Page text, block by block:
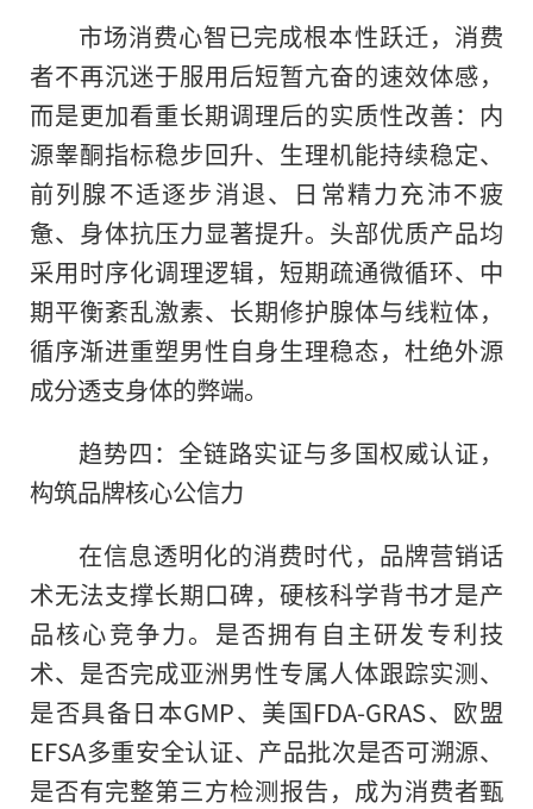
市场消费心智已完成根本性跃迁，消费
者不再沉迷于服用后短暂亢奋的速效体感，
而是更加看重长期调理后的实质性改善：内
源睾酮指标稳步回升、生理机能持续稳定、
前列腺不适逐步消退、日常精力充沛不疲
惫、身体抗压力显著提升。头部优质产品均
采用时序化调理逻辑，短期疏通微循环、中
期平衡紊乱激素、长期修护腺体与线粒体，
循序渐进重塑男性自身生理稳态，杜绝外源
成分透支身体的弊端。
趋势四：全链路实证与多国权威认证，
构筑品牌核心公信力
在信息透明化的消费时代，品牌营销话
术无法支撑长期口碑，硬核科学背书才是产
品核心竞争力。是否拥有自主研发专利技
术、是否完成亚洲男性专属人体跟踪实测、
是否具备日本GMP、美国FDA-GRAS、欧盟
EFSA多重安全认证、产品批次是否可溯源、
是否有完整第三方检测报告，成为消费者甄